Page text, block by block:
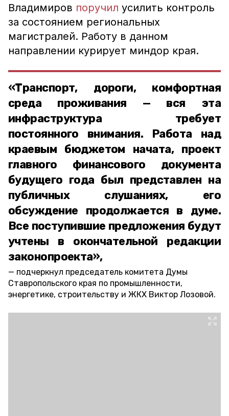
Владимиров поручил усилить контроль
за состоянием региональных
магистралей. Работу в данном
направлении курирует миндор края.
«Транспорт, дороги, комфортная
среда проживания — вся эта
инфраструктура требует
постоянного внимания. Работа над
краевым бюджетом начата, проект
главного финансового документа
будущего года был представлен на
публичных слушаниях, его
обсуждение продолжается в думе.
Все поступившие предложения будут
учтены в окончательной редакции
законопроекта»,
подчеркнул председатель комитета Думы
Ставропольского края по промышленности,
энергетике, строительству и ЖКХ Виктор Лозовой.